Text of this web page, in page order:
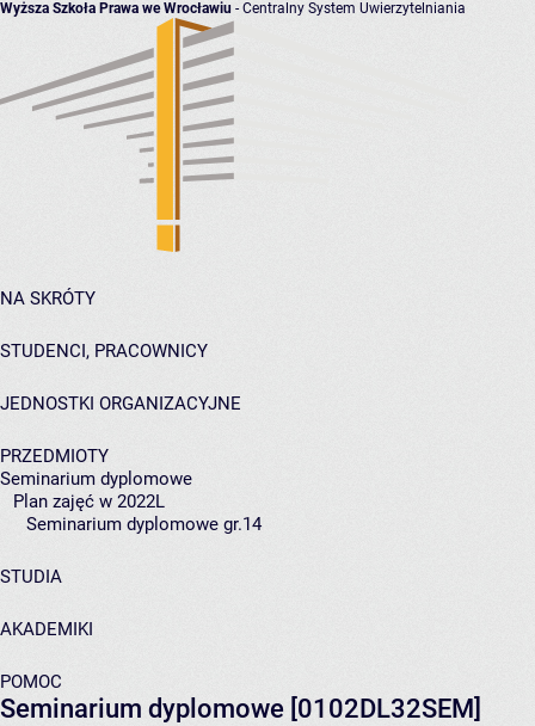
Wyższa Szkoła Prawa we Wrocławiu - Centralny System Uwierzytelniania
NA SKRÓTY
STUDENCI, PRACOWNICY
JEDNOSTKI ORGANIZACYJNE
PRZEDMIOTY
Seminarium dyplomowe
Plan zajęć w 2022L
Seminarium dyplomowe gr.14
STUDIA
AKADEMIKI
POMOC
Seminarium dyplomowe [0102DL32SEM]